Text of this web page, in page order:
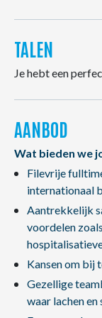
TALEN
Je hebt een
AANBOD
Wat bieden we
Filevrije
internationaal
Aantrekkelijk
voordelen
Kansen om bij
Gezellige
waar lachen